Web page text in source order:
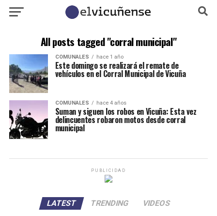
All posts tagged "corral municipal"
COMUNALES hace 1 año
Este domingo se realizará el remate de
vehículos en el Corral Municipal de Vicuña
COMUNALES hace 4 años
Suman y siguen los robos en Vicuña: Esta vez
delincuentes robaron motos desde corral
municipal
PUBLICIDAD
LATEST TRENDING VIDEOS